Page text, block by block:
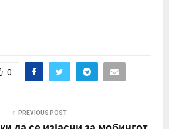
0
PREVIOUS POST